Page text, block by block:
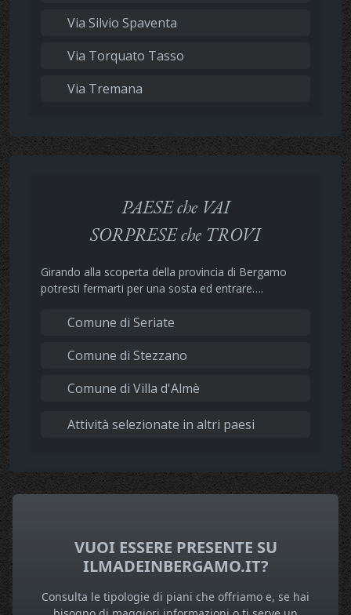
Via Silvio Spaventa
Via Torquato Tasso
Via Tremana
PAESE che VAI
SORPRESE che TROVI
Girando alla scoperta della provincia di Bergamo
potresti fermarti per una sosta ed entrare….
Comune di Seriate
Comune di Stezzano
Comune di Villa d'Almè
Attività selezionate in altri paesi
VUOI ESSERE PRESENTE SU
ILMADEINBERGAMO.IT?
Consulta le tipologie di piani che offriamo e, se hai